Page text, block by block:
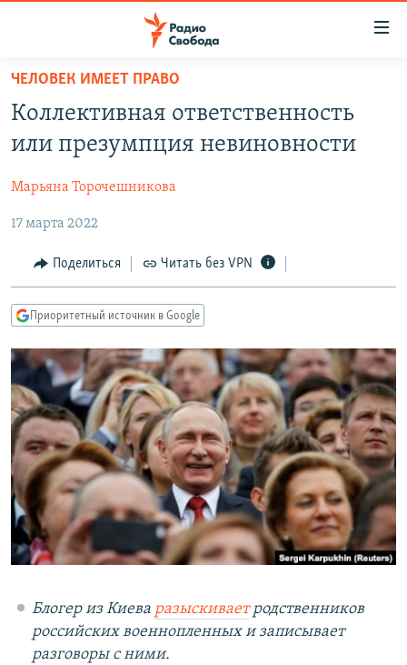
упрощенного
доступа
основному
Вернутся
главной
навигации
Вернутся
поиску
АВТОРСКИЕ ПРОЕКТЫ
ЦИТАТЫ СВОБОДЫ
МНЕНИЯ
КУЛЬТУРА
IDEL.РЕАЛИИ
КАВКАЗ.РЕАЛИИ
СЕВЕР.РЕАЛИИ
СИБИРЬ.РЕАЛИИ
РАСПИСАНИЕ ВЕЩАНИЯ
ПОДПИШИТЕСЬ НА РАССЫЛКУ
СОЦИАЛЬНЫЕ СЕТИ
Все сайты РСЕ/РС
ЧЕЛОВЕК ИМЕЕТ ПРАВО
Коллективная ответственность
или презумпция невиновности
Марьяна Торочешникова
17 марта 2022
Поделиться Читать без VPN
Приоритетный источник в Google
Блогер из Киева разыскиваетродственников
российских военнопленных и записывает
разговоры с ними.